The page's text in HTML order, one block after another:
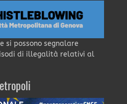
si possono segnalare
di illegalità relativi al